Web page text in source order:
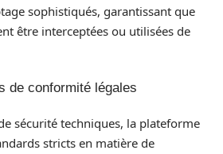
sophistiqués, garantissant que
être interceptées ou utilisées de
de conformité légales
sécurité techniques, la plateforme
stricts en matière de